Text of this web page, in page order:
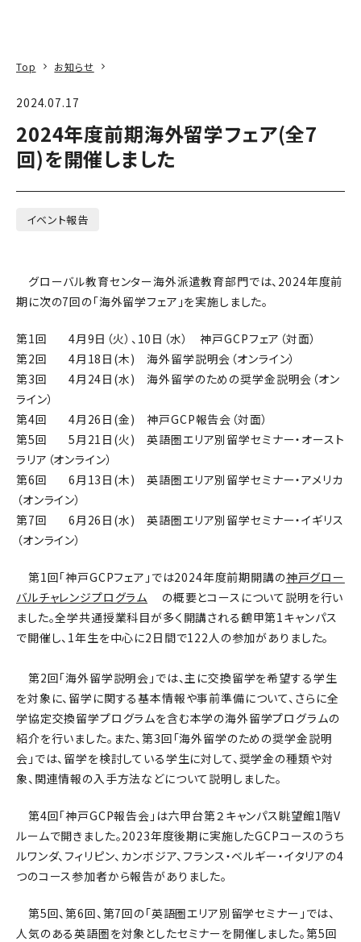
Top お知らせ
2024.07.17
2024年度前期海外留学フェア(全7
回)を開催しました
イベント報告
グローバル教育センター海外派遣教育部門では、2024年度前
期に次の7回の「海外留学フェア」を実施しました。
第1回 4月9日（火）、10日（水） 神戸GCPフェア（対面）
第2回 4月18日(木) 海外留学説明会（オンライン）
第3回 4月24日(水) 海外留学のための奨学金説明会（オン
ライン）
第4回 4月26日(金) 神戸GCP報告会（対面）
第5回 5月21日(火) 英語圏エリア別留学セミナー・オースト
ラリア（オンライン）
第6回 6月13日(木) 英語圏エリア別留学セミナー・アメリカ
（オンライン）
第7回 6月26日(水) 英語圏エリア別留学セミナー・イギリス
（オンライン）
第1回「神戸GCPフェア」では2024年度前期開講の神戸グロー
バルチャレンジプログラム
の概要とコースについて説明を行い
ました。全学共通授業科目が多く開講される鶴甲第1キャンパス
で開催し、1年生を中心に2日間で122人の参加がありました。
第2回「海外留学説明会」では、主に交換留学を希望する学生
を対象に、留学に関する基本情報や事前準備について、さらに全
学協定交換留学プログラムを含む本学の海外留学プログラムの
紹介を行いました。また、第3回「海外留学のための奨学金説明
会」では、留学を検討している学生に対して、奨学金の種類や対
象、関連情報の入手方法などについて説明しました。
第4回「神戸GCP報告会」は六甲台第２キャンパス眺望館1階V
ルームで開きました。2023年度後期に実施したGCPコースのうち
ルワンダ、フィリピン、カンボジア、フランス・ベルギー・イタリアの4
つのコース参加者から報告がありました。
第5回、第6回、第7回の「英語圏エリア別留学セミナー」では、
人気のある英語圏を対象としたセミナーを開催しました。第5回